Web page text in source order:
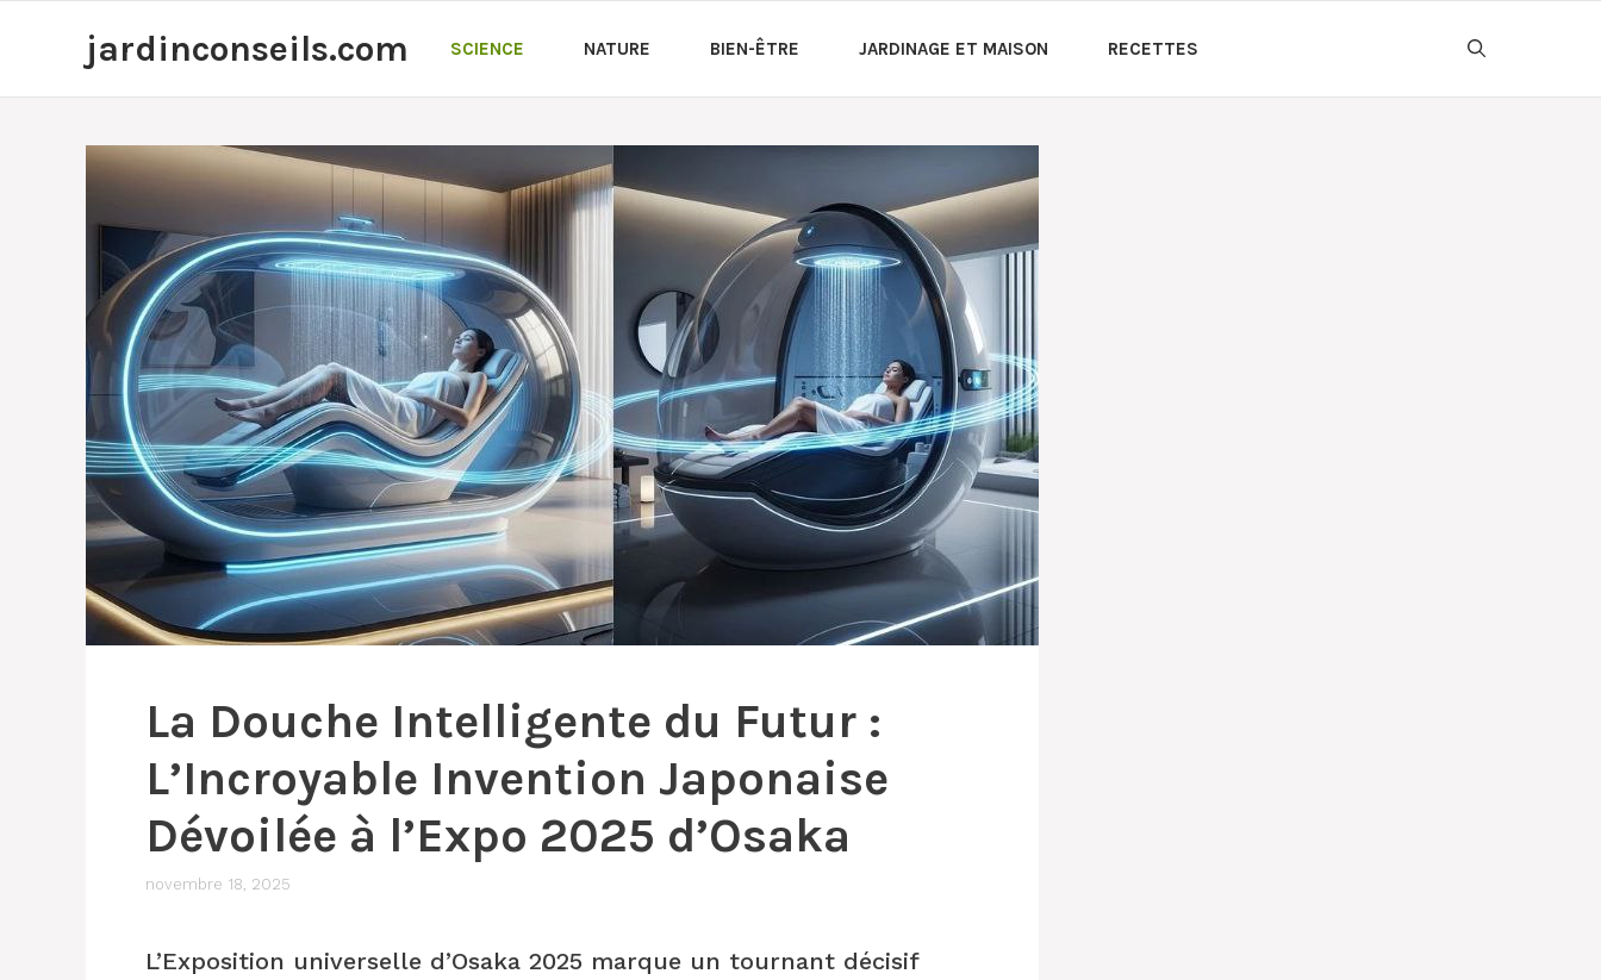
jardinconseils.com SCIENCE NATURE BIEN-ÊTRE JARDINAGE ET MAISON RECETTES
La Douche Intelligente du Futur :
L’Incroyable Invention Japonaise
Dévoilée à l’Expo 2025 d’Osaka
novembre 18, 2025
L’Exposition universelle d’Osaka 2025 marque un tournant décisif